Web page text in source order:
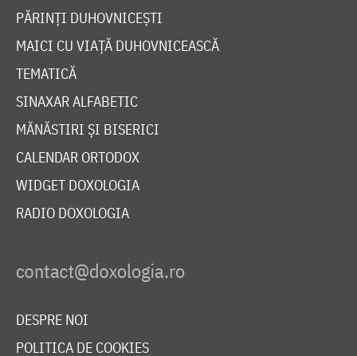
PĂRINȚI DUHOVNICEȘTI
MAICI CU VIAȚĂ DUHOVNICEASCĂ
TEMATICĂ
SINAXAR ALFABETIC
MĂNĂSTIRI ȘI BISERICI
CALENDAR ORTODOX
WIDGET DOXOLOGIA
RADIO DOXOLOGIA
DESPRE NOI
POLITICA DE COOKIES